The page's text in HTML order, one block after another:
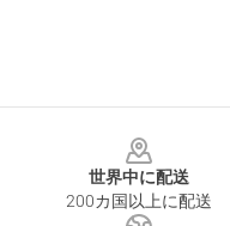
世界中に配送
200カ国以上に配送